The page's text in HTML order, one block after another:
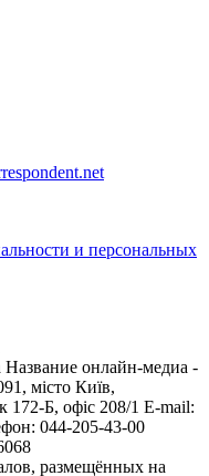
и персональных
онлайн-медиа -
місто Київ,
Б, офіс 208/1 E-mail:
044-205-43-00
размещённых на